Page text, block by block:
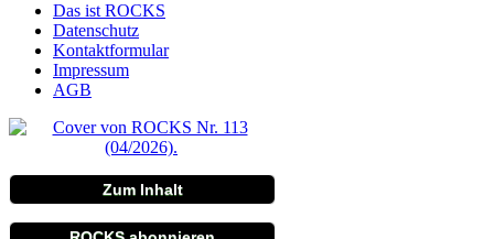
Das ist ROCKS
Datenschutz
Kontaktformular
Impressum
AGB
Zum Inhalt